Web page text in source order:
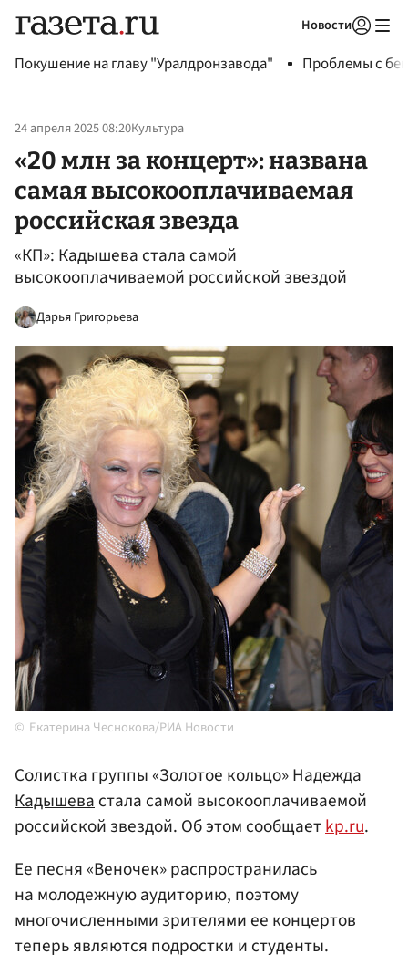
Новости
Покушение на главу "Уралдронзавода" Проблемы с
24 апреля 2025 08:20Культура
«20 млн за концерт»: названа
самая высокооплачиваемая
российская звезда
«КП»: Кадышева стала самой
высокооплачиваемой российской звездой
Дарья Григорьева
Екатерина Чеснокова/РИА Новости
Солистка группы «Золотое кольцо» Надежда
Кадышевастала самой высокооплачиваемой
российской звездой. Об этом сообщаетkp.ru.
Ее песня «Веночек» распространилась
на молодежную аудиторию, поэтому
многочисленными зрителями ее концертов
теперь являются подростки и студенты.